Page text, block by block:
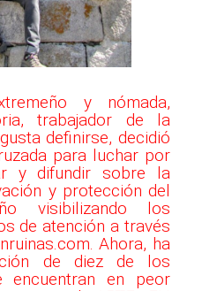
y nómada,
trabajador de la
definirse, decidió
para luchar por
y difundir sobre la
y protección del
visibilizando los
de atención a través
Ahora, ha
de diez de los
encuentran en peor